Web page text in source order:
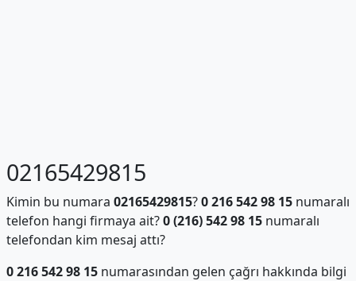
02165429815
Kimin bu numara 02165429815?0 216 542 98 15numaralı
telefon hangi firmaya ait?0 (216) 542 98 15numaralı
telefondan kim mesaj attı?
0 216 542 98 15numarasından gelen çağrı hakkında bilgi